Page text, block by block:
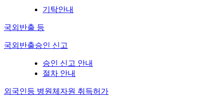
기탁안내
국외반출 등
국외반출승인 신고
승인 신고 안내
절차 안내
외국인등 병원체자원 취득허가